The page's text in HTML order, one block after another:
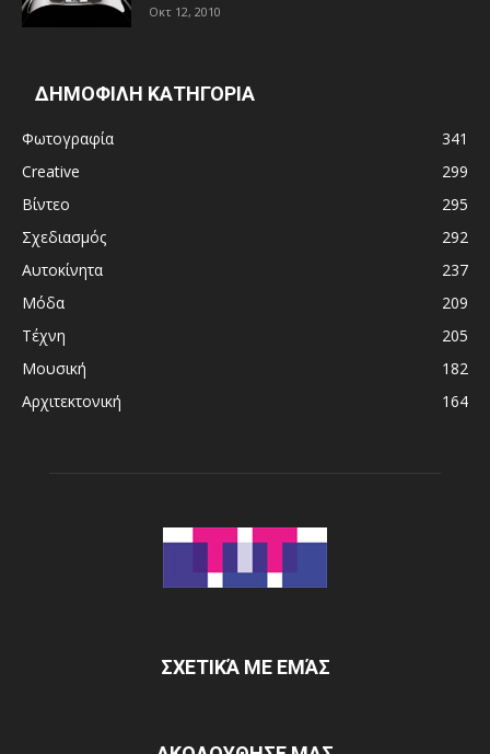
Οκτ 12, 2010
ΔΗΜΟΦΙΛΗ ΚΑΤΗΓΟΡΙΑ
Φωτογραφία
341
Creative
299
Βίντεο
295
Σχεδιασμός
292
Αυτοκίνητα
237
Μόδα
209
Τέχνη
205
Μουσική
182
Αρχιτεκτονική
164
ΣΧΕΤΙΚΆ ΜΕ ΕΜΆΣ